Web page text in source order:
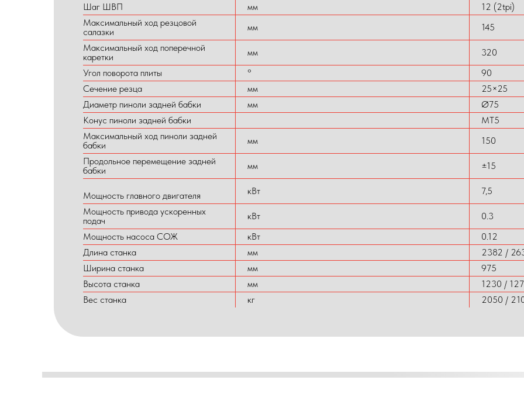
Шаг ШВП
мм
12 (2tpi)
Максимальный ход резцовой
салазки
мм
145
Максимальный ход поперечной
каретки
мм
320
Угол поворота плиты
°
90
Сечение резца
мм
25×25
Диаметр пиноли задней бабки
мм
Ø75
Конус пиноли задней бабки
MT5
Максимальный ход пиноли задней
бабки
мм
150
Продольное перемещение задней
бабки
мм ±15
Мощность главного двигателя кВт
7,5
Мощность привода ускоренных
подач
кВт
0.3
Мощность насоса СОЖ
кВт
0.12
Длина станка
мм
2382 /
Ширина станка
мм
975
Высота станка
мм
1230 /
Вес станка
кг 2050 /